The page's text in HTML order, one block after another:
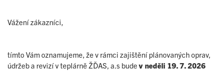
Vážení zákazníci,
tímto Vám oznamujeme, že v rámci zajištění plánovaných oprav,
údržeb a revizí v teplárně ŽĎAS, a.s bude v neděli 19. 7. 2026